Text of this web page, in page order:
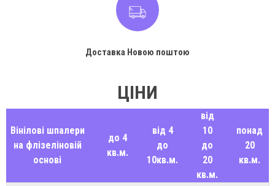
Доставка Новою поштою
ЦІНИ
Вінілові шпалери
на флізеліновій
основі
до 4
кв.м.
від 4
до
10кв.м.
від
10
до
20
кв.м.
понад
20
кв.м.